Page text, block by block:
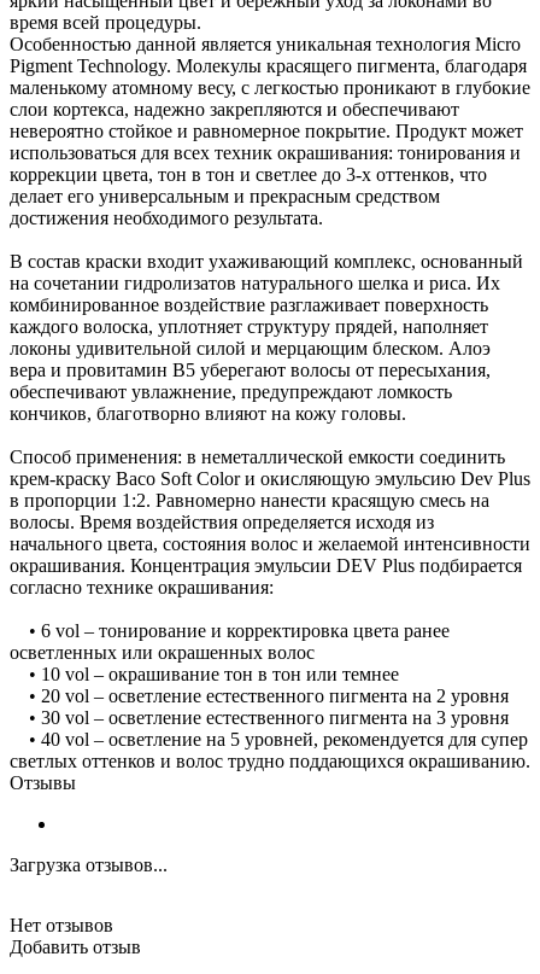
время всей процедуры.
Особенностью данной является уникальная технология Micro
Pigment Technology. Молекулы красящего пигмента, благодаря
маленькому атомному весу, с легкостью проникают в глубокие
слои кортекса, надежно закрепляются и обеспечивают
невероятно стойкое и равномерное покрытие. Продукт может
использоваться для всех техник окрашивания: тонирования и
коррекции цвета, тон в тон и светлее до 3-х оттенков, что
делает его универсальным и прекрасным средством
достижения необходимого результата.
В состав краски входит ухаживающий комплекс, основанный
на сочетании гидролизатов натурального шелка и риса. Их
комбинированное воздействие разглаживает поверхность
каждого волоска, уплотняет структуру прядей, наполняет
локоны удивительной силой и мерцающим блеском. Алоэ
вера и провитамин В5 уберегают волосы от пересыхания,
обеспечивают увлажнение, предупреждают ломкость
кончиков, благотворно влияют на кожу головы.
Способ применения: в неметаллической емкости соединить
крем-краску Baco Soft Color и окисляющую эмульсию Dev Plus
в пропорции 1:2. Равномерно нанести красящую смесь на
волосы. Время воздействия определяется исходя из
начального цвета, состояния волос и желаемой интенсивности
окрашивания. Концентрация эмульсии DEV Plus подбирается
согласно технике окрашивания:
• 6 vol – тонирование и корректировка цвета ранее
осветленных или окрашенных волос
• 10 vol – окрашивание тон в тон или темнее
• 20 vol – осветление естественного пигмента на 2 уровня
• 30 vol – осветление естественного пигмента на 3 уровня
• 40 vol – осветление на 5 уровней, рекомендуется для супер
светлых оттенков и волос трудно поддающихся окрашиванию.
Отзывы
Загрузка отзывов...
Нет отзывов
Добавить отзыв